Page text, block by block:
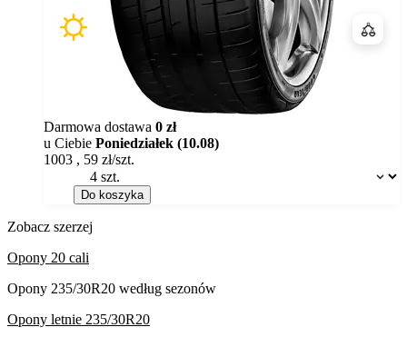
Dostępność:
Darmowa dostawa 0 zł
u Ciebie Poniedziałek (10.08)
1003 , 59 zł/szt.
Do koszyka
Zobacz szerzej
Opony 20 cali
Opony 235/30R20 według sezonów
Opony letnie 235/30R20